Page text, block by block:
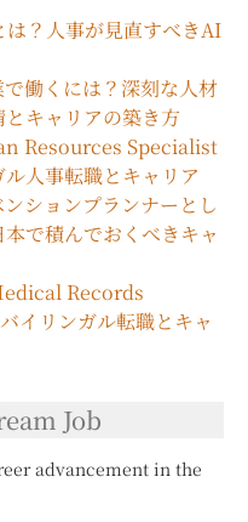
？人事が見直すべきAI
働くには？深刻な人材
キャリアの築き方
Resources Specialist
人事転職とキャリア
ションプランナーとし
で積んでおくべきキャ
Records
イリンガル転職とキャ
Job
advancement in the